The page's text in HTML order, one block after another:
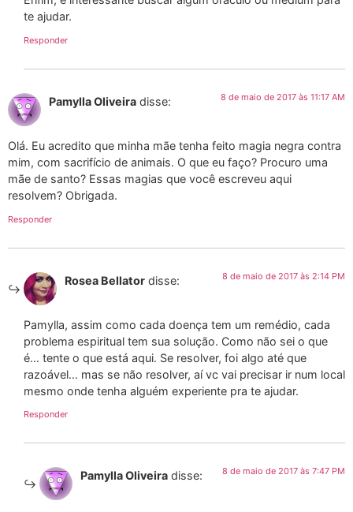
te ajudar.
Responder
Pamylla Oliveira disse: 8 de maio de 2017 às 11:17 AM
Olá. Eu acredito que minha mãe tenha feito magia negra contra
mim, com sacrifício de animais. O que eu faço? Procuro uma
mãe de santo? Essas magias que você escreveu aqui
resolvem? Obrigada.
Responder
Rosea Bellator disse: 8 de maio de 2017 às 2:14 PM
Pamylla, assim como cada doença tem um remédio, cada
problema espiritual tem sua solução. Como não sei o que
é… tente o que está aqui. Se resolver, foi algo até que
razoável… mas se não resolver, aí vc vai precisar ir num local
mesmo onde tenha alguém experiente pra te ajudar.
Responder
Pamylla Oliveira disse: 8 de maio de 2017 às 7:47 PM